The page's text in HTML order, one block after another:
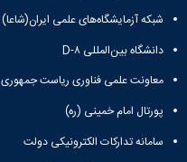
و
پشتیبانی
فرهنگی
و
اجتماعی
شبکه آزمایشگاه‌های علمی ایران(شاعا)
دانشگاه بین‌المللی D-۸
معاونت علمی فناوری ریاست جمهوری
پورتال امام خمینی (ره)
سامانه تدارکات الکترونیکی دولت